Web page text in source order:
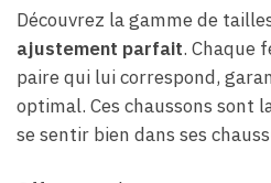
Découvrez la gamme de
ajustement parfait. Chaque
paire qui lui correspond,
optimal. Ces chaussons sont
se sentir bien dans ses